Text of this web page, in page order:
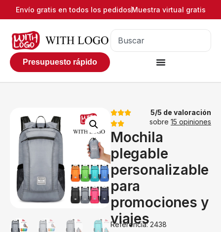
Envío gratis en todos los pedidosMuestra virtual gratis
Presupuesto rápido
5/5 de valoración
sobre 15 opiniones
Mochila
plegable
personalizable
para
promociones y
viajes
Referencia: 2438